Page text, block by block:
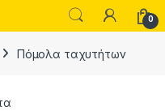
0
Πόμολα ταχυτήτων